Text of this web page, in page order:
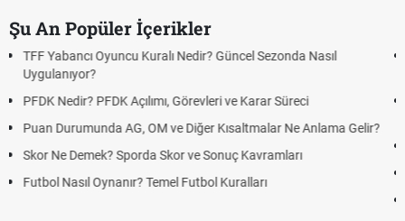
Şu An Popüler İçerikler
Deplasman Golü Kuralı Nedir? Hangi Organizasyonlarda
Uygulanıyor?
DGS Sonuçları Ne Zaman Açıklanacak 2026? ÖSYM Sonuç
Tarihini Duyurdu
Mazota İndirim Var mı? Motorin Fiyatlarında Son Durum
Hradec Kralove Beşiktaş maçı şifresiz canlı yayın izle